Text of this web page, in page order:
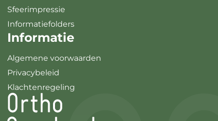
Sfeerimpressie
Informatiefolders
Informatie
Algemene voorwaarden
Privacybeleid
Klachtenregeling